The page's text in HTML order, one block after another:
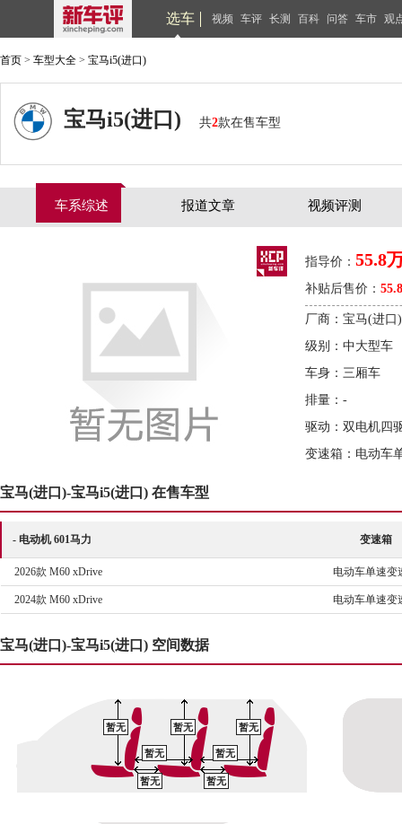
选车 视频 车评 长测 百科 问答 车市 观
首页 > 车型大全 > 宝马i5(进口)
宝马i5(进口) 共2款在售车型
车系综述 报道文章 视频评测
指导价： 55.8
补贴后售价：
厂商：宝马(进口)
级别：中大型车
车身：三厢车
排量：-
驱动：双电机四
变速箱：电动车
宝马(进口)-宝马i5(进口) 在售车型
- 电动机 601马力 变速箱
2026款 M60 xDrive 电动车单速变
2024款 M60 xDrive 电动车单速变
宝马(进口)-宝马i5(进口) 空间数据
暂无 暂无 暂无
暂无
暂无 暂无
暂无